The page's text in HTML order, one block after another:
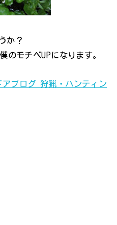
か？
のモチベUPになります。